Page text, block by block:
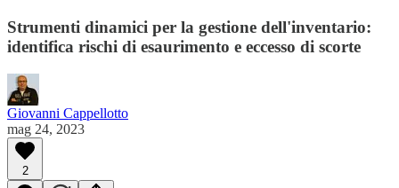
Strumenti dinamici per la gestione dell'inventario:
identifica rischi di esaurimento e eccesso di scorte
Giovanni Cappellotto
mag 24, 2023
2